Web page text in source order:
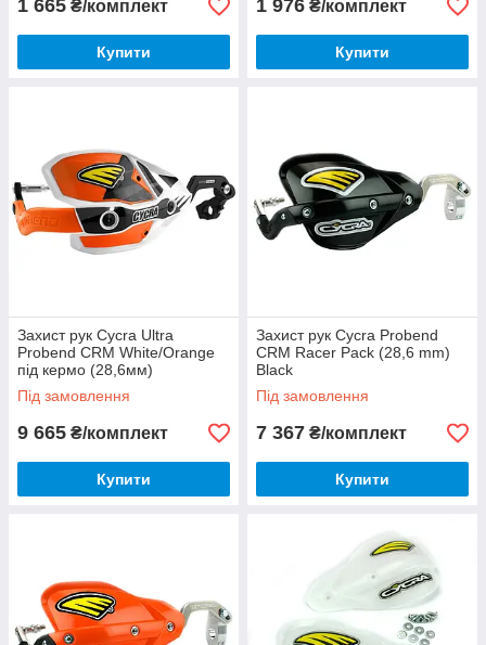
1 665 ₴/комплект
Купити
1 976 ₴/комплект
Купити
Захист рук Cycra Ultra
Probend CRM White/Orange
під кермо (28,6мм)
Під замовлення
9 665 ₴/комплект
Купити
Захист рук Cycra Probend
CRM Racer Pack (28,6 mm)
Black
Під замовлення
7 367 ₴/комплект
Купити